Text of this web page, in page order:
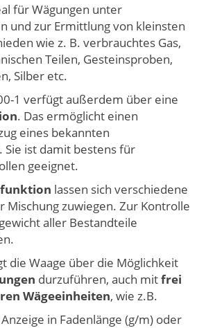
für Wägungen unter
und zur Ermittlung von kleinsten
wie z. B. verbrauchtes Gas,
Teilen, Gesteinsproben,
Silber etc.
1 verfügt außerdem über eine
. Das ermöglicht einen
eines bekannten
Sie ist damit bestens für
geeignet.
lassen sich verschiedene
Mischung zuwiegen. Zur Kontrolle
aller Bestandteile
die Waage über die Möglichkeit
durzuführen, auch mitfrei
Wägeeinheiten, wie z.B.
in Fadenlänge (g/m) oder